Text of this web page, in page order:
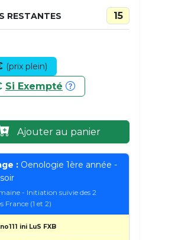
RESTANTES 15
(prix plein)
Si Exempté
Ajouter au panier
: Oenologie 1ère année -
- Initiation suivie des 2
France (1 et 2)
ini LuS FXB